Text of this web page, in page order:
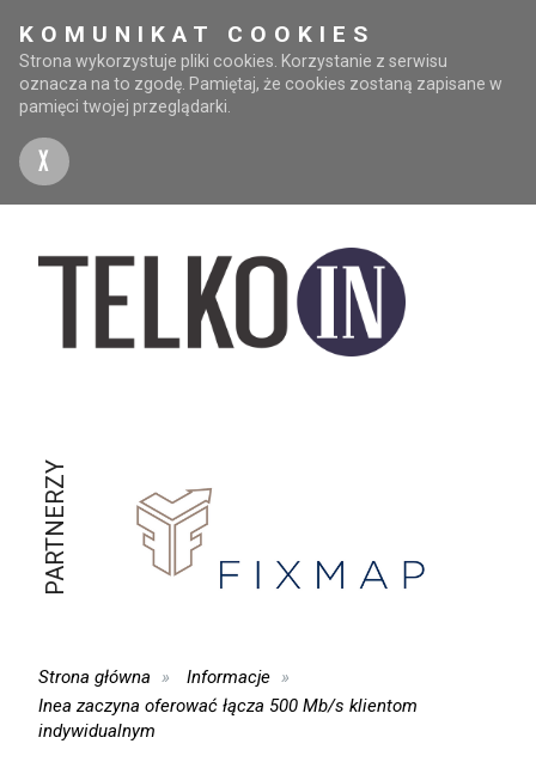
KOMUNIKAT COOKIES
Strona wykorzystuje pliki cookies. Korzystanie z serwisu
oznacza na to zgodę. Pamiętaj, że cookies zostaną zapisane w
pamięci twojej przeglądarki.
X
PARTNERZY
Strona główna
Informacje
Inea zaczyna oferować łącza 500 Mb/s klientom
indywidualnym